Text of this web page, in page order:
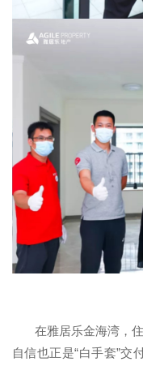
在雅居乐金海湾，住
自信也正是“白手套”交